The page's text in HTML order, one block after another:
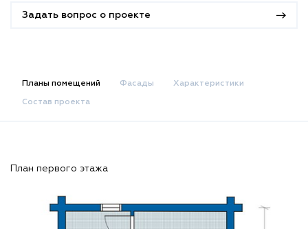
Задать вопрос о проекте
Планы помещений Фасады Характеристики
Состав проекта
План первого этажа